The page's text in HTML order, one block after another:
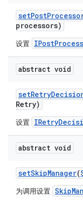
setPost
processors)
设置
abstract void
setRetry
Retry)
设置
abstract void
setSkipManager(
为调用设置